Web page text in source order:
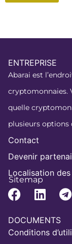
ENTREPRISE
Abarai est
cryptomonnaies.
quelle
plusieurs
Contact
Devenir
Localisation
Sitemap
DOCUMENTS
Conditions